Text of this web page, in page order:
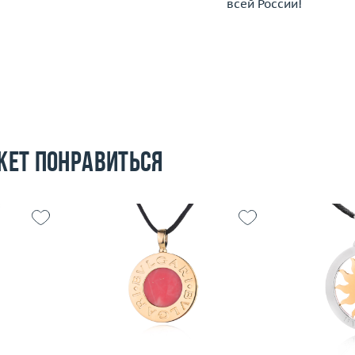
всей России!
понравиться
золото 750 пробы,
Материал